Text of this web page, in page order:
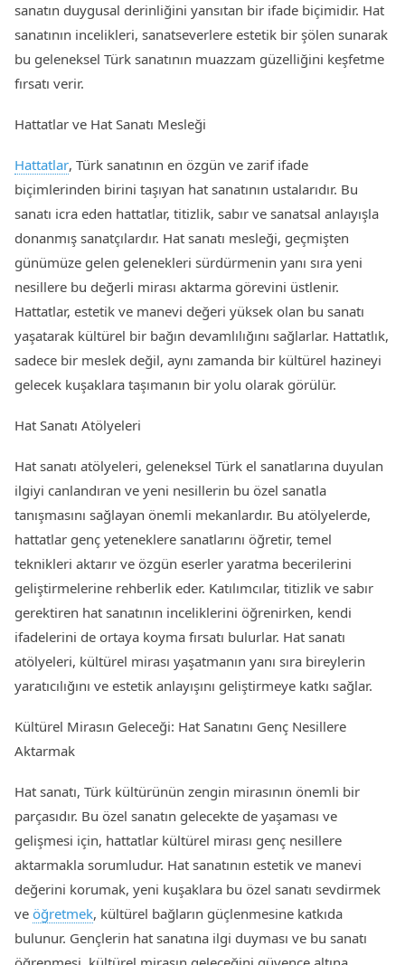
sanatın duygusal derinliğini yansıtan bir ifade biçimidir. Hat
sanatının incelikleri, sanatseverlere estetik bir şölen sunarak
bu geleneksel Türk sanatının muazzam güzelliğini keşfetme
fırsatı verir.
Hattatlar ve Hat Sanatı Mesleği
Hattatlar, Türk sanatının en özgün ve zarif ifade
biçimlerinden birini taşıyan hat sanatının ustalarıdır. Bu
sanatı icra eden hattatlar, titizlik, sabır ve sanatsal anlayışla
donanmış sanatçılardır. Hat sanatı mesleği, geçmişten
günümüze gelen gelenekleri sürdürmenin yanı sıra yeni
nesillere bu değerli mirası aktarma görevini üstlenir.
Hattatlar, estetik ve manevi değeri yüksek olan bu sanatı
yaşatarak kültürel bir bağın devamlılığını sağlarlar. Hattatlık,
sadece bir meslek değil, aynı zamanda bir kültürel hazineyi
gelecek kuşaklara taşımanın bir yolu olarak görülür.
Hat Sanatı Atölyeleri
Hat sanatı atölyeleri, geleneksel Türk el sanatlarına duyulan
ilgiyi canlandıran ve yeni nesillerin bu özel sanatla
tanışmasını sağlayan önemli mekanlardır. Bu atölyelerde,
hattatlar genç yeteneklere sanatlarını öğretir, temel
teknikleri aktarır ve özgün eserler yaratma becerilerini
geliştirmelerine rehberlik eder. Katılımcılar, titizlik ve sabır
gerektiren hat sanatının inceliklerini öğrenirken, kendi
ifadelerini de ortaya koyma fırsatı bulurlar. Hat sanatı
atölyeleri, kültürel mirası yaşatmanın yanı sıra bireylerin
yaratıcılığını ve estetik anlayışını geliştirmeye katkı sağlar.
Kültürel Mirasın Geleceği: Hat Sanatını Genç Nesillere
Aktarmak
Hat sanatı, Türk kültürünün zengin mirasının önemli bir
parçasıdır. Bu özel sanatın gelecekte de yaşaması ve
gelişmesi için, hattatlar kültürel mirası genç nesillere
aktarmakla sorumludur. Hat sanatının estetik ve manevi
değerini korumak, yeni kuşaklara bu özel sanatı sevdirmek
ve öğretmek, kültürel bağların güçlenmesine katkıda
bulunur. Gençlerin hat sanatına ilgi duyması ve bu sanatı